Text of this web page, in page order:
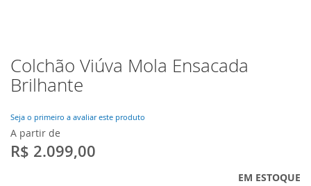
Saltar
para
o
da
Galeria
de
imagens
Colchão Viúva Mola Ensacada
Brilhante
Seja o primeiro a avaliar este produto
A partir de
R$ 2.099,00
EM ESTOQUE